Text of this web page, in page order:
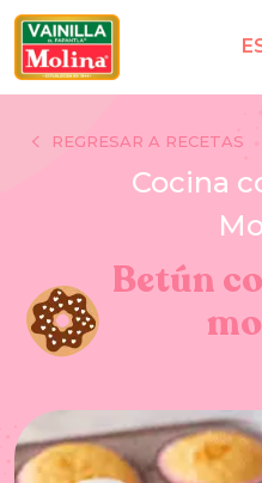
REGRESAR A RECETAS
Cocina
Betún